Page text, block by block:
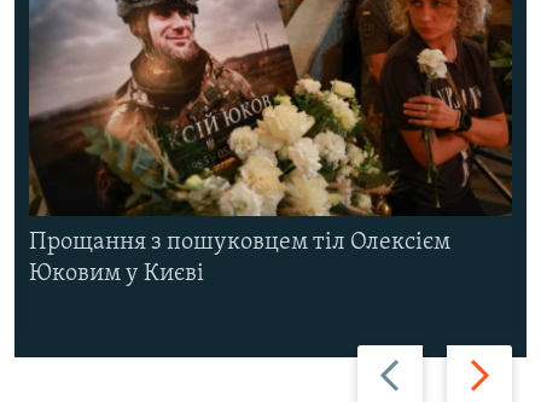
Назад Вперед
Прощання з пошуковцем тіл Олексієм
Юковим у Києві